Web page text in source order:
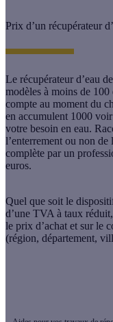
Prix d’un récupérateur
Le récupérateur d’eau
modèles à moins de
compte au moment du
en accumulent 1000
votre besoin en eau.
l’enterrement ou non
complète par un
euros.
Quel que soit le
d’une TVA à taux
le prix d’achat et sur le
(région, département,